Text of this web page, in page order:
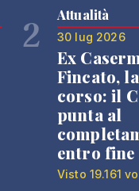
2 Attualità
30 lug 2026
Ex
Fincato,
corso: il
punta al
entro fine
Visto 19.161